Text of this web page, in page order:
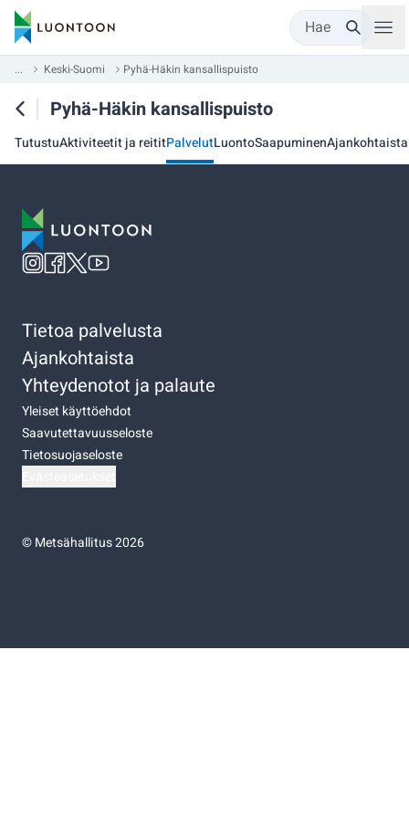
Hae
... Keski-Suomi Pyhä-Häkin kansallispuisto
Pyhä-Häkin kansallispuisto
TutustuAktiviteetit ja reititPalvelutLuontoSaapuminenAjankohtaista
Tietoa palvelusta
Ajankohtaista
Yhteydenotot ja palaute
Yleiset käyttöehdot
Saavutettavuusseloste
Tietosuojaseloste
©Metsähallitus 2026